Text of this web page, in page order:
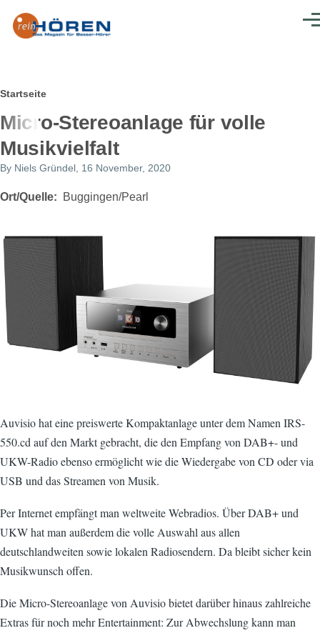
Pfadnavigation
Startseite
Micro-Stereoanlage für volle
Musikvielfalt
By Niels Gründel , 16 November, 2020
Ort/Quelle Buggingen/Pearl
Auvisio hat eine preiswerte Kompaktanlage unter dem Namen IRS-
550.cd auf den Markt gebracht, die den Empfang von DAB+- und
UKW-Radio ebenso ermöglicht wie die Wiedergabe von CD oder via
USB und das Streamen von Musik.
Per Internet empfängt man weltweite Webradios. Über DAB+ und
UKW hat man außerdem die volle Auswahl aus allen
deutschlandweiten sowie lokalen Radiosendern. Da bleibt sicher kein
Musikwunsch offen.
Die Micro-Stereoanlage von Auvisio bietet darüber hinaus zahlreiche
Extras für noch mehr Entertainment: Zur Abwechslung kann man